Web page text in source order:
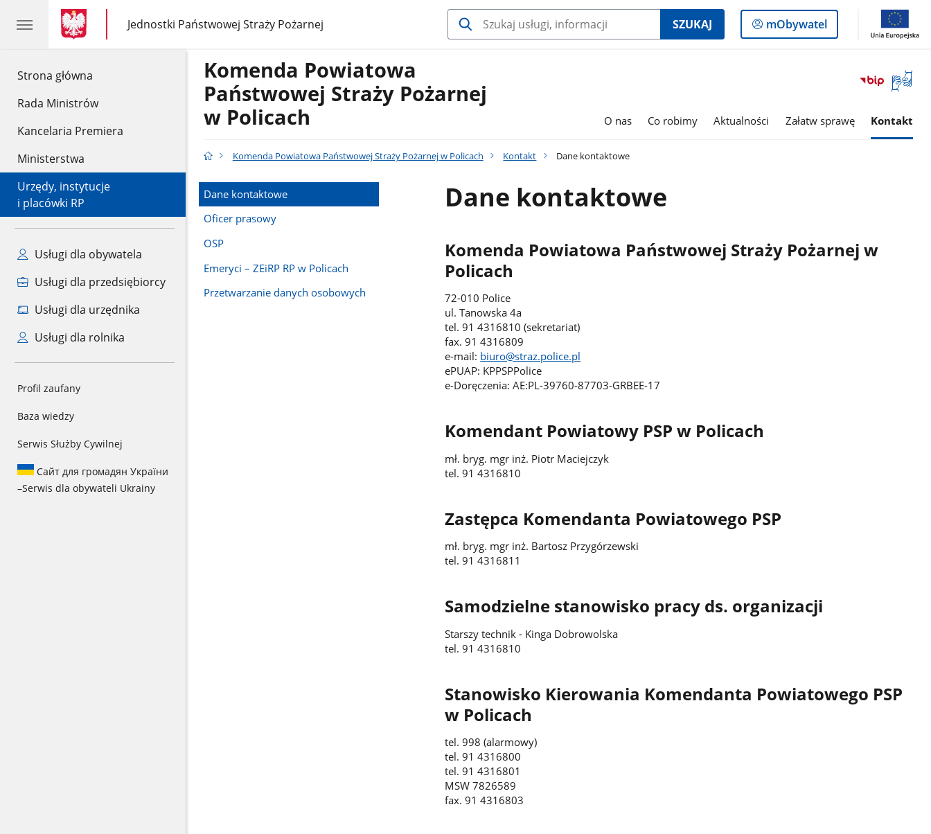
Strona główna
Rada Ministrów
Kancelaria Premiera
Ministerstwa
Urzędy, instytucje
i placówki RP
Usługi dla obywatela
Usługi dla przedsiębiorcy
Usługi dla urzędnika
Usługi dla rolnika
Profil zaufany
Baza wiedzy
Serwis Służby Cywilnej
Сайт для громадян України
–Serwis dla obywateli Ukrainy
gov.pl
gov.pl
Jednostki Państwowej Straży Pożarnej
gov.pl
Jednostki
Państwowej
SZUKAJ
Logowanie
do
mObywatel
Otwórz
okno
języka
Komenda Powiatowa
Państwowej Straży Pożarnej
w Policach
O nas Co robimy Aktualności Załatw sprawę Kontakt
Komenda Powiatowa Państwowej Straży Pożarnej w Policach Kontakt Dane kontaktowe
Dane kontaktowe
Oficer prasowy
OSP
Emeryci – ZEiRP RP w Policach
Przetwarzanie danych osobowych
Dane kontaktowe
Komenda Powiatowa Państwowej Straży Pożarnej w
Policach
72-010 Police
ul. Tanowska 4a
tel. 91 4316810 (sekretariat)
fax. 91 4316809
e-mail: biuro@straz.police.pl
ePUAP: KPPSPPolice
e-Doręczenia: AE:PL-39760-87703-GRBEE-17
Komendant Powiatowy PSP w Policach
mł. bryg. mgr inż. Piotr Maciejczyk
tel. 91 4316810
Zastępca Komendanta Powiatowego PSP
mł. bryg. mgr inż. Bartosz Przygórzewski
tel. 91 4316811
Samodzielne stanowisko pracy ds. organizacji
Starszy technik - Kinga Dobrowolska
tel. 91 4316810
Stanowisko Kierowania Komendanta Powiatowego PSP
w Policach
tel. 998 (alarmowy)
tel. 91 4316800
tel. 91 4316801
MSW 7826589
fax. 91 4316803